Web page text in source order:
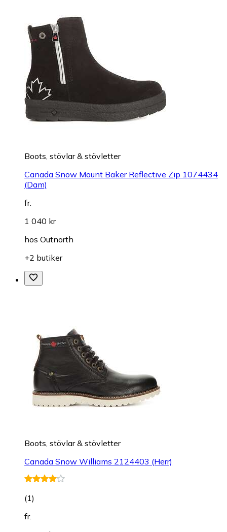
Boots, stövlar & stövletter
Canada Snow Mount Baker Reflective Zip 1074434
(Dam)
fr.
1 040 kr
hos Outnorth
+2 butiker
Boots, stövlar & stövletter
Canada Snow Williams 2124403 (Herr)
(1)
fr.